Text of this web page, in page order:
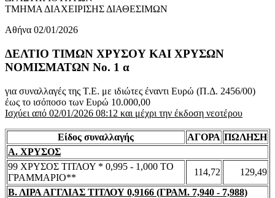
ΤΜΗΜΑ ΔΙΑΧΕΙΡΙΣΗΣ ΔΙΑΘΕΣΙΜΩΝ
Αθήνα 02/01/2026
ΔΕΛΤΙΟ ΤΙΜΩΝ ΧΡΥΣΟΥ ΚΑΙ ΧΡΥΣΩΝ
ΝΟΜΙΣΜΑΤΩΝ No. 1 α
για συναλλαγές της Τ.Ε. με ιδιώτες έναντι Ευρώ (Π.Δ. 2456/00)
έως το ισόποσο των Ευρώ 10.000,00
Ισχύει από 02/01/2026 08:12 και μέχρι την έκδοση νεοτέρου
Είδος συναλλαγής ΑΓΟΡΑ ΠΩΛΗΣΗ
Α. ΧΡΥΣΟΣ
99 ΧΡΥΣΟΣ ΤΙΤΛΟΥ * 0,995 - 1,000 ΤΟ
ΓΡΑΜΜΑΡΙΟ**
114,72
129,49
Β. ΛΙΡΑ ΑΓΓΛΙΑΣ ΤΙΤΛΟΥ 0,9166 (ΓΡΑΜ. 7,940 - 7,988)